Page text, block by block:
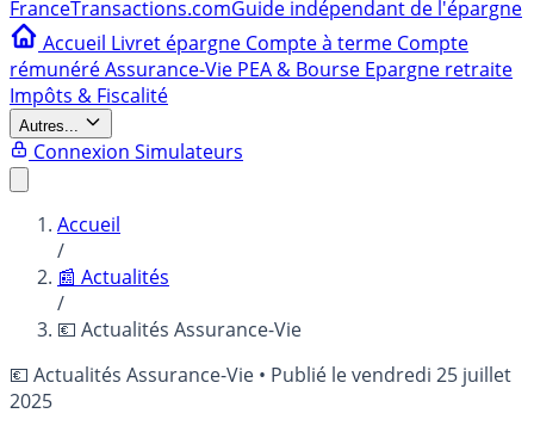
FranceTransactions.comGuide indépendant de l'épargne
Accueil Livret épargne Compte à terme Compte
rémunéréAssurance-Vie PEA & Bourse Epargne retraite
Impôts & Fiscalité
Autres...
Connexion Simulateurs
Accueil
/
📰 Actualités
/
💶 Actualités Assurance-Vie
💶 Actualités Assurance-Vie • Publié levendredi 25 juillet
2025